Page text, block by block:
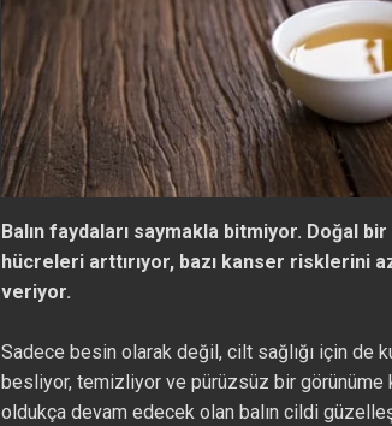
Balın faydaları saymakla bitmiyor. Doğal
hücreleri arttırıyor, bazı kanser risklerini
veriyor.
Sadece besin olarak değil, cilt sağlığı için de
besliyor, temizliyor ve pürüzsüz bir görünüme
oldukça devam edecek olan balın cildi